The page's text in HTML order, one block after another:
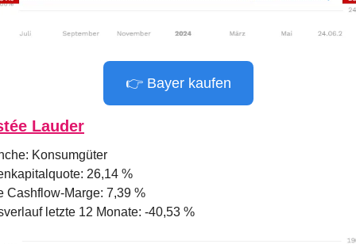
👉 Bayer kaufen
Lauder
Konsumgüter
26,14 %
Cashflow-Marge: 7,39 %
letzte 12 Monate: -40,53 %